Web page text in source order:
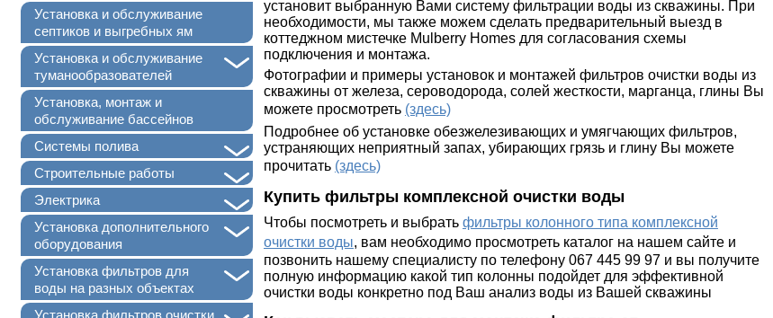
Установка и обслуживание
септиков и выгребных ям
+
Установка и обслуживание
туманообразователей
Установка, монтаж и
обслуживание бассейнов
Системы полива
Строительные работы
Электрика
+
Установка дополнительного
оборудования
+
Установка фильтров для
воды на разных объектах
установит выбранную Вами систему фильтрации воды из скважины. При
необходимости, мы также можем сделать предварительный выезд в
коттеджном мистечке Mulberry Homes для согласования схемы
подключения и монтажа.
Фотографии и примеры установок и монтажей фильтров очистки воды из
скважины от железа, сероводорода, солей жесткости, марганца, глины Вы
можете просмотреть (здесь)
Подробнее об установке обезжелезивающих и умягчающих фильтров,
устраняющих неприятный запах, убирающих грязь и глину Вы можете
прочитать (здесь)
Купить фильтры комплексной очистки воды
Чтобы посмотреть и выбрать фильтры колонного типа комплексной
очистки воды, вам необходимо просмотреть каталог на нашем сайте и
позвонить нашему специалисту по телефону 067 445 99 97 и вы получите
полную информацию какой тип колонны подойдет для эффективной
очистки воды конкретно под Ваш анализ воды из Вашей скважины